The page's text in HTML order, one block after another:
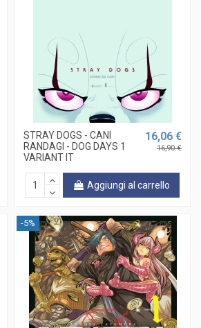
STRAY DOGS - CANI
RANDAGI - DOG DAYS 1
VARIANT IT
16,06 €
16,90 €
Aggiungi al carrello
-5%